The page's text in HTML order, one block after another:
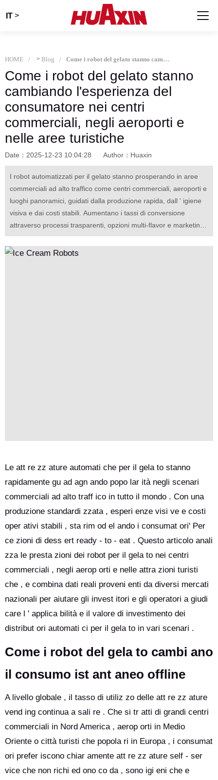
IT >
HOME > Blog Come i robot del gelato stanno cambiando l'esperienza del consumatore nei centri commerciali, negli aeroporti e nelle aree turistiche
Come i robot del gelato stanno
cambiando l'esperienza del
consumatore nei centri
commerciali, negli aeroporti e
nelle aree turistiche
Date：2025-12-23 10:04:28 Author：Huaxin
I robot automatizzati per il gelato stanno prosperando in aree
commerciali ad alto traffico come centri commerciali, aeroporti e
luoghi panoramici, guidati dalla produzione rapida, dall ' igiene
visiva e dai costi stabili. Aumentano i tassi di conversione
attraverso processi trasparenti, opzioni multi-flavor e marketing
basato su schermo. Il ROI dipende dalle metriche di
localizzazione, dalle guide di lancio soft e dalle strutture di costo.
Le att re zz ature automati che per il gela to stanno
rapidamente gu ad agn ando popo lar ità negli scenari
commerciali ad alto traff ico in tutto il mondo . Con una
produzione standardi zzata , esperi enze visi ve e costi
oper ativi stabili , sta rim od el ando i consumat ori' Per
ce zioni di dess ert ready - to - eat . Questo articolo anali
zza le presta zioni dei robot per il gela to nei centri
commerciali , negli aerop orti e nelle attra zioni turisti
che , e combina dati reali proveni enti da diversi mercati
nazionali per aiutare gli invest itori e gli operatori a giudi
care l ' applica bilità e il valore di investimento dei
distribut ori automati ci per il gela to in vari scenari .
Come i robot del gela to cambi ano
il consumo ist ant aneo offline
A livello globale , il tasso di utiliz zo delle att re zz ature
vend ing continua a sali re . Che si tr atti di grandi centri
commerciali in Nord America , aerop orti in Medio
Oriente o città turisti che popola ri in Europa , i consumat
ori prefer iscono chiar amente att re zz ature self - ser
vice che non richi ed ono co da , sono igi eni che e